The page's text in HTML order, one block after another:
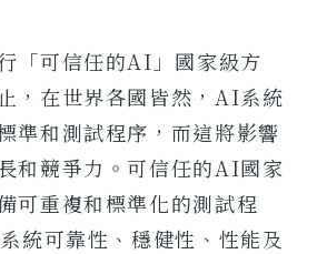
「可信任的AI」國家級方
，在世界各國皆然，AI系統
準和測試程序，而這將影響
和競爭力。可信任的AI國家
可重複和標準化的測試程
統可靠性、穩健性、性能及